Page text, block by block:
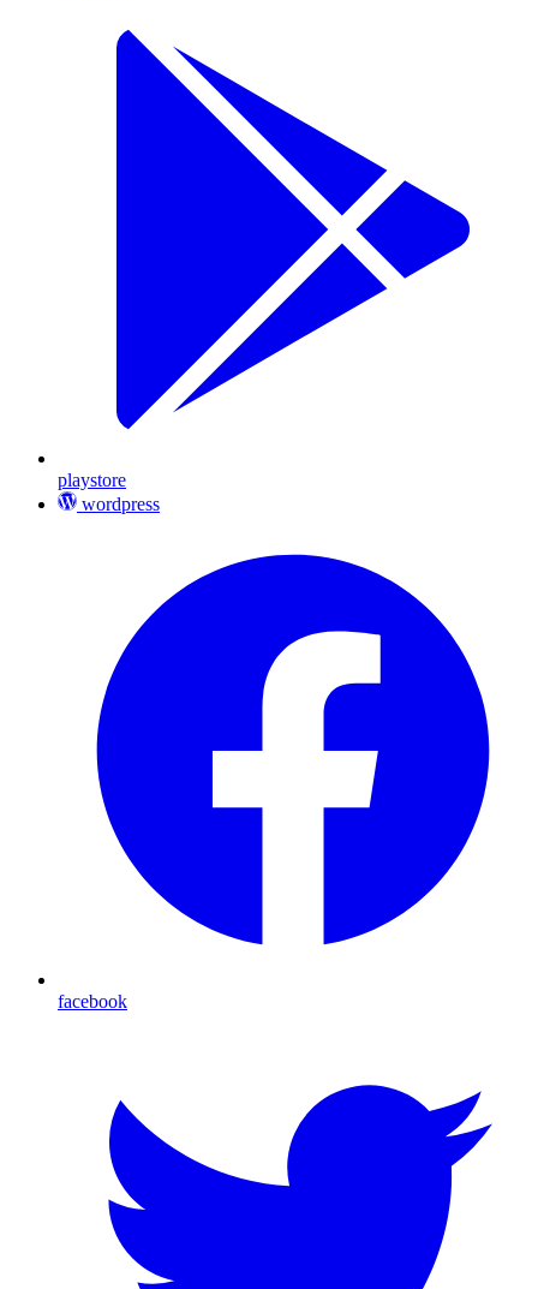
playstore
wordpress
facebook